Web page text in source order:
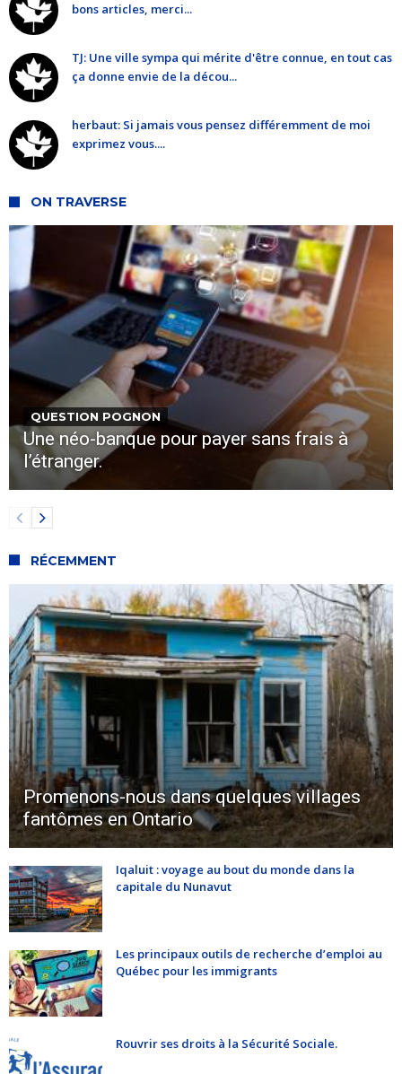
bons articles, merci...
TJ: Une ville sympa qui mérite d'être connue, en tout cas
ça donne envie de la décou...
herbaut: Si jamais vous pensez différemment de moi
exprimez vous....
ON TRAVERSE
QUESTION POGNON
Une néo-banque pour payer sans frais à
l’étranger.
RÉCEMMENT
Promenons-nous dans quelques villages
fantômes en Ontario
Iqaluit : voyage au bout du monde dans la
capitale du Nunavut
Les principaux outils de recherche d’emploi au
Québec pour les immigrants
Rouvrir ses droits à la Sécurité Sociale.